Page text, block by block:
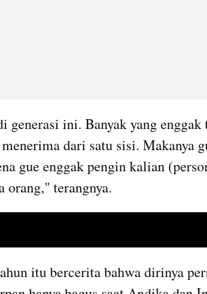
ini. Banyak yang enggak
dari satu sisi. Makanya
gue enggak pengin kalian
orang," terangnya.
itu bercerita bahwa dirinya